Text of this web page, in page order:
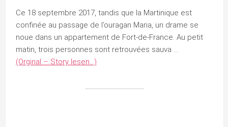
Ce 18 septembre 2017, tandis que la Martinique est
confinée au passage de l’ouragan Maria, un drame se
noue dans un appartement de Fort-de-France. Au petit
matin, trois personnes sont retrouvées sauva …
(Orginal – Story lesen…)